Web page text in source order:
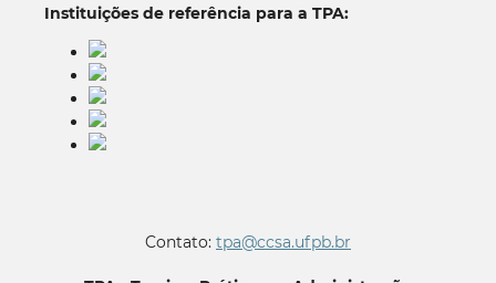
Instituições de referência para a TPA:
Contato: tpa@ccsa.ufpb.br